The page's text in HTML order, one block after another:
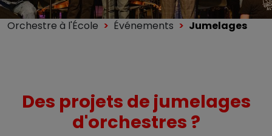
Orchestre à l'École Événements Jumelages
Des projets de jumelages
d'orchestres ?